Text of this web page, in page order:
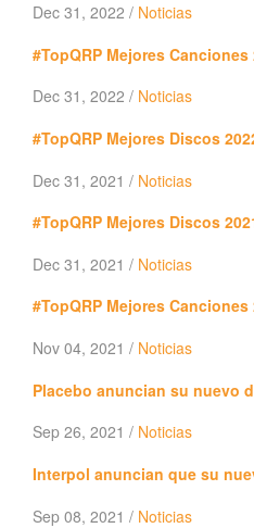
Dec 31, 2022 / Noticias
#TopQRP Mejores Canciones
Dec 31, 2022 / Noticias
#TopQRP Mejores Discos
Dec 31, 2021 / Noticias
#TopQRP Mejores Discos
Dec 31, 2021 / Noticias
#TopQRP Mejores Canciones
Nov 04, 2021 / Noticias
Placebo anuncian su nuevo
Sep 26, 2021 / Noticias
Interpol anuncian que su
Sep 08, 2021 / Noticias